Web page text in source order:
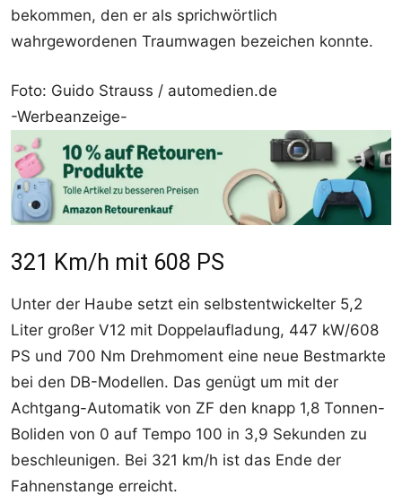
bekommen, den er als sprichwörtlich
wahrgewordenen Traumwagen bezeichen konnte.
Foto: Guido Strauss / automedien.de
-Werbeanzeige-
321 Km/h mit 608 PS
Unter der Haube setzt ein selbstentwickelter 5,2
Liter großer V12 mit Doppelaufladung, 447 kW/608
PS und 700 Nm Drehmoment eine neue Bestmarkte
bei den DB-Modellen. Das genügt um mit der
Achtgang-Automatik von ZF den knapp 1,8 Tonnen-
Boliden von 0 auf Tempo 100 in 3,9 Sekunden zu
beschleunigen. Bei 321 km/h ist das Ende der
Fahnenstange erreicht.